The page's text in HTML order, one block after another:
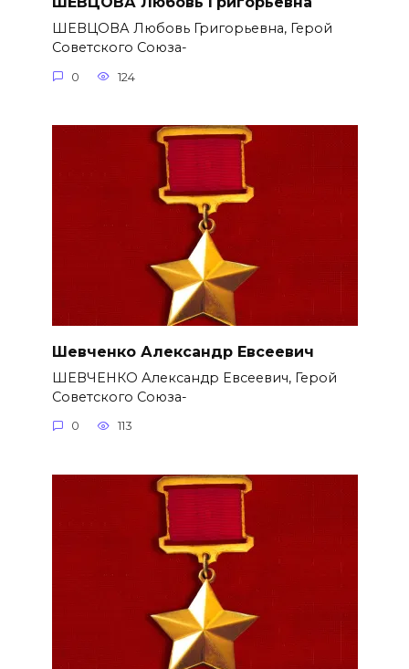
ШЕВЦОВА Любовь Григорьевна, Герой
Советского Союза-
0 124
Шевченко Александр Евсеевич
ШЕВЧЕНКО Александр Евсеевич, Герой
Советского Союза-
0 113